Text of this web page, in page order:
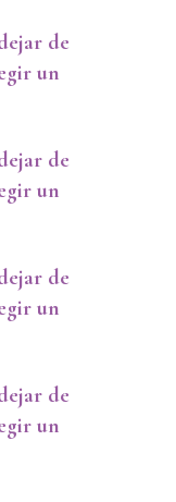
de
un
de
un
de
un
de
un